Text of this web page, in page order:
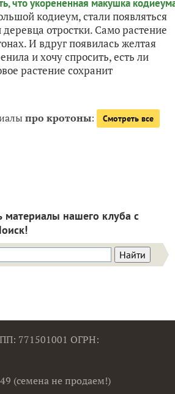
кодиеум, стали появляться
отростки. Само растение
И вдруг появилась желтая
и хочу спросить, есть ли
растение сохранит
про кротоны: Смотреть все
материалы нашего клуба с
771501001 ОГРН:
(семена не продаем!)